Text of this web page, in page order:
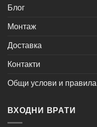
Блог
Монтаж
Доставка
Контакти
Общи услови и правила
ВХОДНИ ВРАТИ